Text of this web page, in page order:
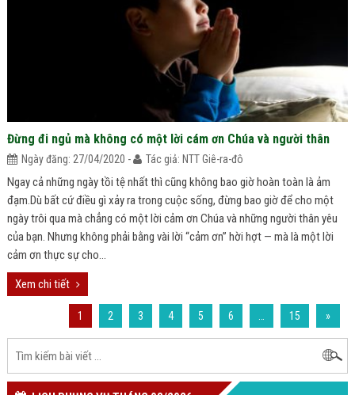
Đừng đi ngủ mà không có một lời cám ơn Chúa và người thân
Ngày đăng: 27/04/2020 - Tác giả: NTT Giê-ra-đô
Ngay cả những ngày tồi tệ nhất thì cũng không bao giờ hoàn toàn là ảm
đạm.Dù bất cứ điều gì xảy ra trong cuộc sống, đừng bao giờ để cho một
ngày trôi qua mà chẳng có một lời cảm ơn Chúa và những người thân yêu
của bạn. Nhưng không phải bằng vài lời “cảm ơn” hời hợt — mà là một lời
cảm ơn thực sự cho...
Xem chi tiết
1 2 3 4 5 6 15 »